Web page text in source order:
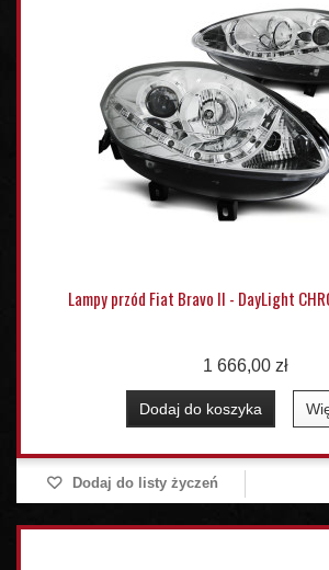
Lampy przód Fiat Bravo II - DayLight
1 666,00 zł
Dodaj do koszyka
Dodaj do listy życzeń